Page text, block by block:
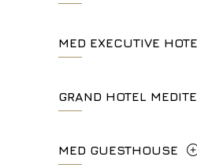
info.hc@fhhotelgroup.it
l'Angelico, 35, 50014
+39 055 597252
info.vf@fhhotelgroup.it
MED EXECUTIVE
+39 055 06 92 860
info.meh@fhhotelgroup.it
GRAND HOTEL
+39 055 660241
MED GUESTHOUSE